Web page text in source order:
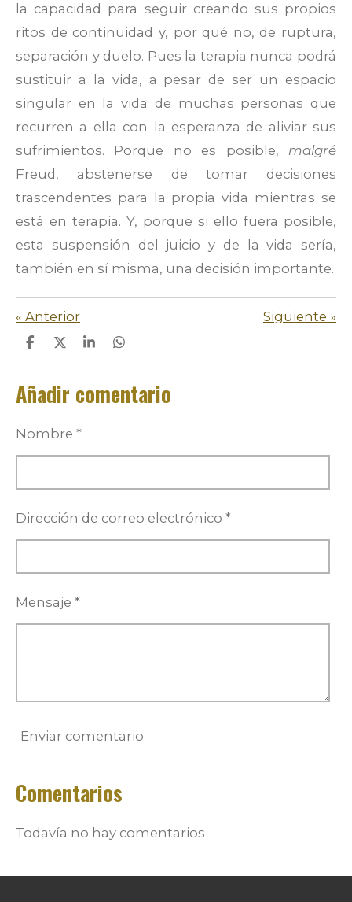
la capacidad para seguir creando sus propios
ritos de continuidad y, por qué no, de ruptura,
separación y duelo. Pues la terapia nunca podrá
sustituir a la vida, a pesar de ser un espacio
singular en la vida de muchas personas que
recurren a ella con la esperanza de aliviar sus
sufrimientos. Porque no es posible, malgré
Freud, abstenerse de tomar decisiones
trascendentes para la propia vida mientras se
está en terapia. Y, porque si ello fuera posible,
esta suspensión del juicio y de la vida sería,
también en sí misma, una decisión importante.
« Anterior Siguiente »
C
p
a
t
i
r
C
p
a
t
i
r
C
p
a
r
C
p
a
r
Añadir comentario
Nombre *
Dirección de correo electrónico *
Mensaje *
Enviar comentario
Comentarios
Todavía no hay comentarios